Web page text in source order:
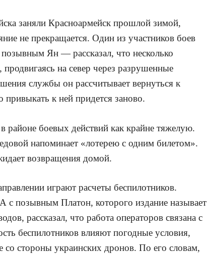
заняли Красноармейск прошлой зимой,
не прекращается. Один из участников боев
Ян — рассказал, что несколько
продвигаясь на север через разрушенные
службы он рассчитывает вернуться к
к ней придется заново.
боевых действий как крайне тяжелую.
напоминает «лотерею с одним билетом».
возвращения домой.
играют расчеты беспилотников.
позывным Платон, которого издание называет
рассказал, что работа операторов связана с
беспилотников влияют погодные условия,
со стороны украинских дронов. По его словам,